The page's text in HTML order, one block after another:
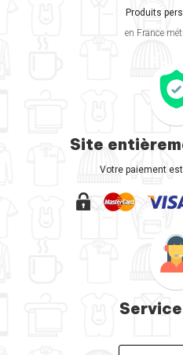
Produits
en France
Site
Votre paiement